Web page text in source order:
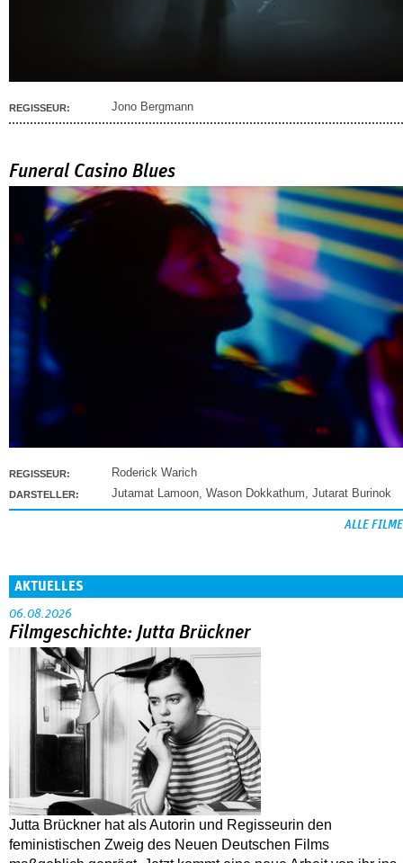
REGISSEUR: Jono Bergmann
Funeral Casino Blues
REGISSEUR: Roderick Warich
DARSTELLER: Jutamat Lamoon, Wason Dokkathum, Jutarat Burinok
ALLE FILME
AKTUELLES
06.08.2026
Filmgeschichte: Jutta Brückner
Jutta Brückner hat als Autorin und Regisseurin den
feministischen Zweig des Neuen Deutschen Films